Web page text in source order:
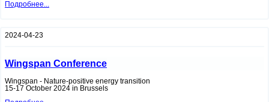
Подробнее...
2024-04-23
Wingspan Conference
Wingspan - Nature-positive energy transition
15-17 October 2024 in Brussels